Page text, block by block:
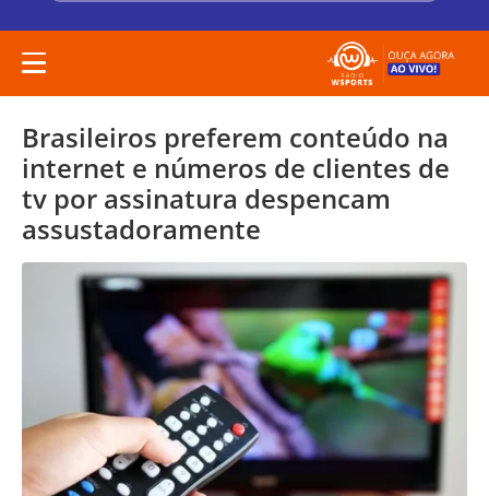
Brasileiros preferem conteúdo na
internet e números de clientes de
tv por assinatura despencam
assustadoramente